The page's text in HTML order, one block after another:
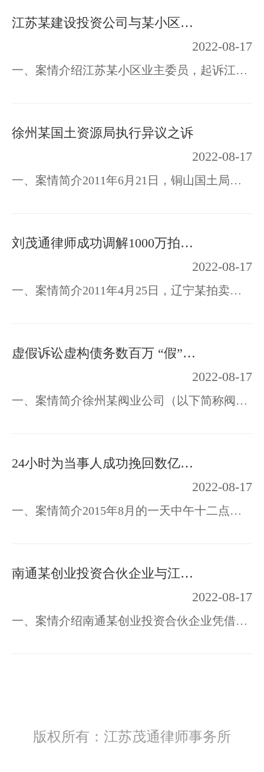
江苏某建设投资公司与某小区业委会所有权确认纠纷
2022-08-17
一、案情介绍江苏某小区业主委员，起诉江苏华美建设投资集团有限公司，要求根据《最高人…
徐州某国土资源局执行异议之诉
2022-08-17
一、案情简介2011年6月21日，铜山国土局与九金公司经招标程序签订《国有建设用地使用权…
刘茂通律师成功调解1000万拍卖保证金
2022-08-17
一、案情简介2011年4月25日，辽宁某拍卖有限公司（甲方）与辽宁人张某、徐州人周某（乙…
虚假诉讼虚构债务数百万 “假”调解书如何被法院撤销
2022-08-17
一、案情简介徐州某阀业公司（以下简称阀业公司）突然接到法院数百万元的强制执行通知，…
24小时为当事人成功挽回数亿元损失
2022-08-17
一、案情简介2015年8月的一天中午十二点，某商业银行行长办公室内，沉静在一片紧张的气…
南通某创业投资合伙企业与江苏博悦物联网科技有限公司对赌协议案
2022-08-17
一、案情介绍南通某创业投资合伙企业凭借与江苏博悦物联网科技有限公司、上海同济大学范…
版权所有：江苏茂通律师事务所